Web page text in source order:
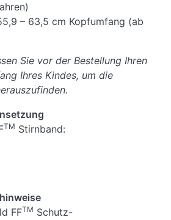
– 63,5 cm Kopfumfang (ab
Sie vor der Bestellung Ihren
Ihres Kindes, um die
TM Stirnband:
FFTM Schutz-